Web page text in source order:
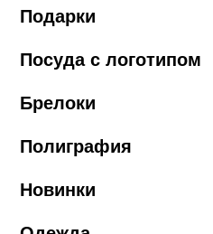
Подарки
Посуда с логотипом
Брелоки
Полиграфия
Новинки